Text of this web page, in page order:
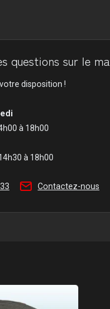
questions sur le
disposition !
à 18h00
à 18h00
Contactez-nous